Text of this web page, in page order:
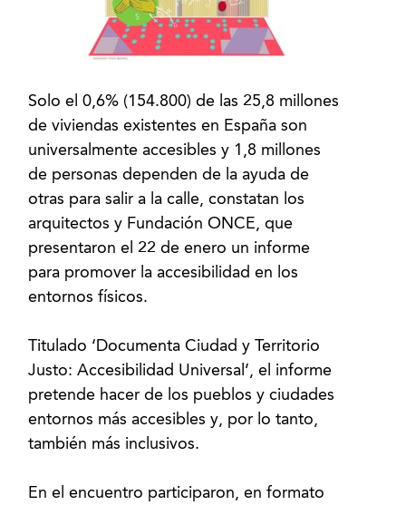
Solo el 0,6% (154.800) de las 25,8 millones
de viviendas existentes en España son
universalmente accesibles y 1,8 millones
de personas dependen de la ayuda de
otras para salir a la calle, constatan los
arquitectos y Fundación ONCE, que
presentaron el 22 de enero un informe
para promover la accesibilidad en los
entornos físicos.
Titulado ‘Documenta Ciudad y Territorio
Justo: Accesibilidad Universal’, el informe
pretende hacer de los pueblos y ciudades
entornos más accesibles y, por lo tanto,
también más inclusivos.
En el encuentro participaron, en formato